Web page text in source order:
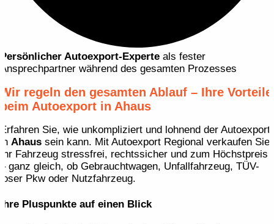
Persönlicher Autoexport-Experte als fester
Ansprechpartner während des gesamten Prozesses
Wir regeln den gesamten Ablauf – Ihre Vorteile
beim Autoexport in Ahaus
Erfahren Sie, wie unkompliziert und lohnend der Autoexport
in Ahaus sein kann. Mit Autoexport Regional verkaufen Sie
Ihr Fahrzeug stressfrei, rechtssicher und zum Höchstpreis
– ganz gleich, ob Gebrauchtwagen, Unfallfahrzeug, TÜV-
loser Pkw oder Nutzfahrzeug.
Ihre Pluspunkte auf einen Blick